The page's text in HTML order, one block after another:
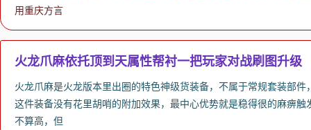
用重庆方言
火龙爪麻依托顶到天属性帮衬一把玩家对战刷图升级
火龙爪麻是火龙版本里出圈的特色神级货装备，不属于常规套装部
这件装备没有花里胡哨的附加效果，最中心优势就是稳得很的麻痹
不算高，但